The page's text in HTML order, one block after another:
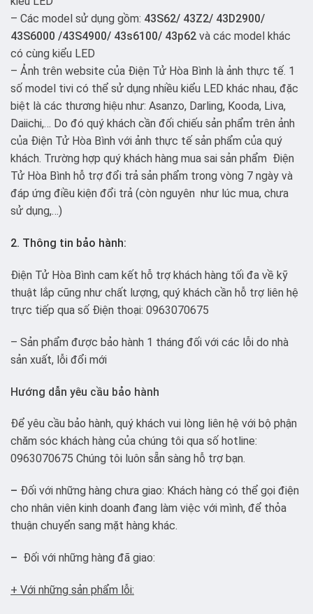
– Các model sử dụng gồm: 43S62/ 43Z2/ 43D2900/
43S6000 /43S4900/ 43s6100/ 43p62 và các model khác
có cùng kiểu LED
– Ảnh trên website của Điện Tử Hòa Bình là ảnh thực tế. 1
số model tivi có thể sử dụng nhiều kiểu LED khác nhau, đặc
biệt là các thương hiệu như: Asanzo, Darling, Kooda, Liva,
Daiichi,… Do đó quý khách cần đối chiếu sản phẩm trên ảnh
của Điện Tử Hòa Bình với ảnh thực tế sản phẩm của quý
khách. Trường hợp quý khách hàng mua sai sản phẩm Điện
Tử Hòa Bình hỗ trợ đổi trả sản phẩm trong vòng 7 ngày và
đáp ứng điều kiện đổi trả (còn nguyên như lúc mua, chưa
sử dụng,…)
2. Thông tin bảo hành:
Điện Tử Hòa Bình cam kết hỗ trợ khách hàng tối đa về kỹ
thuật lắp cũng như chất lượng, quý khách cần hỗ trợ liên hệ
trực tiếp qua số Điện thoại: 0963070675
– Sản phẩm được bảo hành 1 tháng đối với các lỗi do nhà
sản xuất, lỗi đổi mới
Hướng dẫn yêu cầu bảo hành
Để yêu cầu bảo hành, quý khách vui lòng liên hệ với bộ phận
chăm sóc khách hàng của chúng tôi qua số hotline:
0963070675 Chúng tôi luôn sẵn sàng hỗ trợ bạn.
– Đối với những hàng chưa giao: Khách hàng có thể gọi điện
cho nhân viên kinh doanh đang làm việc với mình, để thỏa
thuận chuyển sang mặt hàng khác.
– Đối với những hàng đã giao:
+ Với những sản phẩm lỗi: